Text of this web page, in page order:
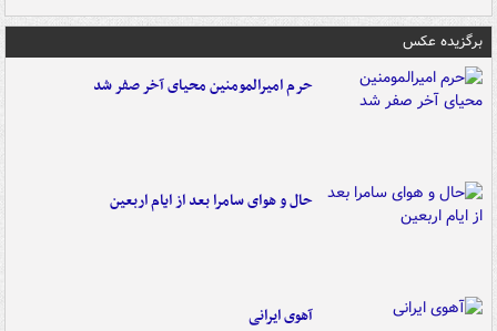
برگزیده عکس
حرم امیرالمومنین محیای آخر صفر شد
حال و هوای سامرا بعد از ایام اربعین
آهوی ایرانی